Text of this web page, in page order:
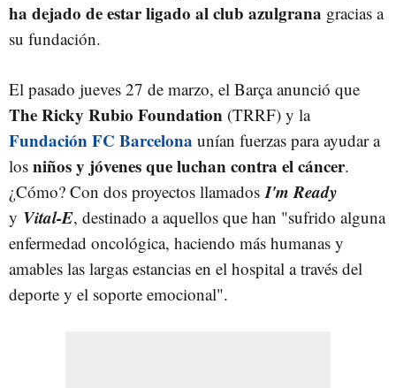
ha dejado de estar ligado al club azulgrana gracias a
su fundación.
El pasado jueves 27 de marzo, el Barça anunció que
The Ricky Rubio Foundation (TRRF) y la
Fundación FC Barcelona unían fuerzas para ayudar a
los niños y jóvenes que luchan contra el cáncer.
¿Cómo? Con dos proyectos llamadosI'm Ready
y Vital-E, destinado a aquellos que han "sufrido alguna
enfermedad oncológica, haciendo más humanas y
amables las largas estancias en el hospital a través del
deporte y el soporte emocional".